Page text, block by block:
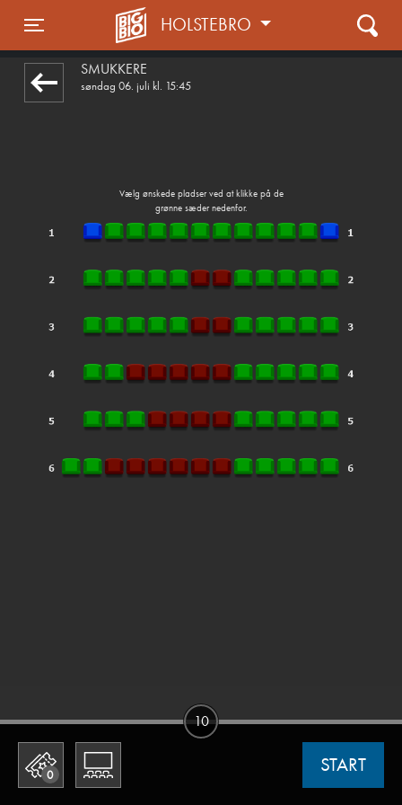
Toggle navigation
HOLSTEBRO
SMUKKERE
søndag 06. juli kl. 15:45
Vælg ønskede pladser ved at klikke på de
grønne sæder nedenfor.
0 START
10
1step-front02 015936